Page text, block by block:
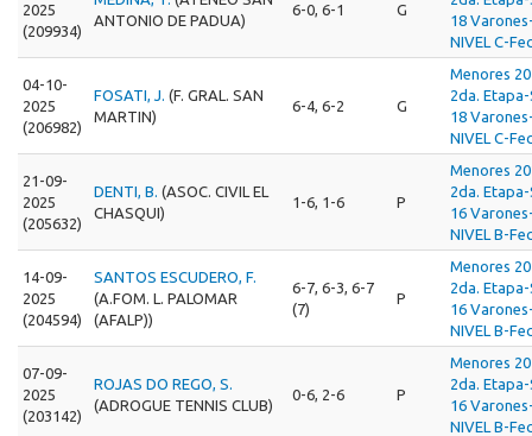
2025
(209934)
ANTONIO DE PADUA)
6-0, 6-1 G
18
NIVEL C-
04-10-
2025
(206982)
FOSATI, J. (F. GRAL. SAN
MARTIN)
6-4, 6-2 G
Menores
2da.
18
NIVEL C-
21-09-
2025
(205632)
DENTI, B. (ASOC. CIVIL EL
CHASQUI)
1-6, 1-6 P
Menores
2da.
16
NIVEL B-
14-09-
2025
(204594)
SANTOS ESCUDERO, F.
(A.FOM. L. PALOMAR
(AFALP))
6-7, 6-3, 6-7
(7)
P
Menores
2da.
16
NIVEL B-
07-09-
2025
(203142)
ROJAS DO REGO, S.
(ADROGUE TENNIS CLUB)
0-6, 2-6 P
Menores
2da.
16
NIVEL B-